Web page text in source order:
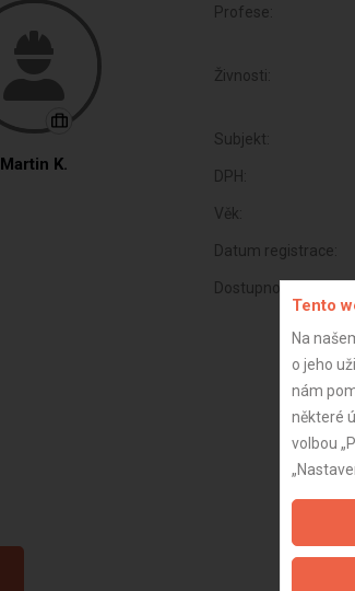
Martin K.
Profese:
Živnosti:
Subjekt:
DPH:
Věk:
Datum registrace:
Dostupnost:
Tento
Na
o jeho
nám
některé
volbou